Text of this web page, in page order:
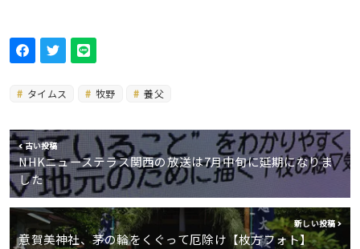
タイムス 牧野 養父
古い投稿
NHKニューステラス関西の放送は7月中旬に延期になりま
した
新しい投稿
意賀美神社、茅の輪をくぐって厄除け【枚方フォト】